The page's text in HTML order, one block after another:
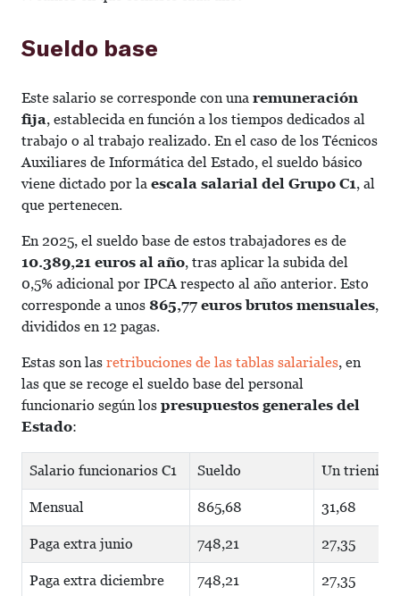
Sueldo base
Este salario se corresponde con una remuneración
fija, establecida en función a los tiempos dedicados al
trabajo o al trabajo realizado. En el caso de los Técnicos
Auxiliares de Informática del Estado, el sueldo básico
viene dictado por la escala salarial del Grupo C1, al
que pertenecen.
En 2025, el sueldo base de estos trabajadores es de
10.389,21 euros al año, tras aplicar la subida del
0,5% adicional por IPCA respecto al año anterior. Esto
corresponde a unos 865,77 euros brutos mensuales,
divididos en 12 pagas.
Estas son las retribuciones de las tablas salariales, en
las que se recoge el sueldo base del personal
funcionario según los presupuestos generales del
Estado:
Salario funcionarios C1 Sueldo Un trienio
Mensual 865,68 31,68
Paga extra junio 748,21 27,35
Paga extra diciembre 748,21 27,35